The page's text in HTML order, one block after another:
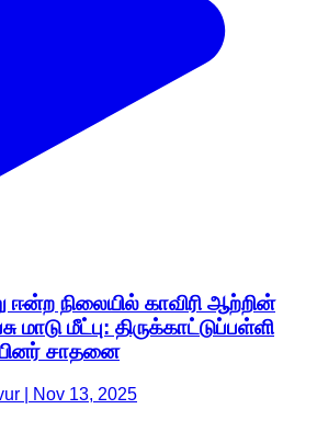
ஈன்ற நிலையில் காவிரி ஆற்றின்
மாடு மீட்பு: திருக்காட்டுப்பள்ளி
சாதனை
| Nov 13, 2025